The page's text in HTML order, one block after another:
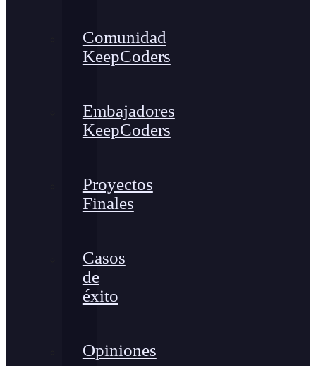
Comunidad
KeepCoders
Embajadores
KeepCoders
Proyectos
Finales
Casos
de
éxito
Opiniones